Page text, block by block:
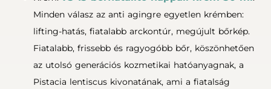
Minden válasz az anti agingre egyetlen krémben:
lifting-hatás, fiatalabb arckontúr, megújult bőrkép.
Fiatalabb, frissebb és ragyogóbb bőr, köszönhetően
az utolsó generációs kozmetikai hatóanyagnak, a
Pistacia lentiscus kivonatának, ami a fiatalság